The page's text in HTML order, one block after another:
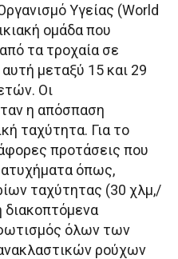
Υγείας (World
ομάδα που
τα τροχαία σε
μεταξύ 15 και 29
Οι
η απόσπαση
ταχύτητα. Για το
προτάσεις που
όπως,
ταχύτητας (30 χλμ,/
διακοπτόμενα
όλων των
ρούχων